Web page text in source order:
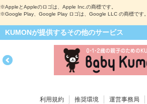
※AppleとAppleのロゴは、Apple Inc.の商標です。
※Google Play、Google Play ロゴは、Google LLC の商標です。
KUMONが提供するその他のサービス
利用規約 推奨環境 運営事務局